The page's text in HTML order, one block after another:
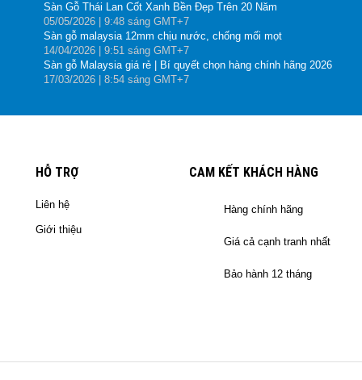
Sàn Gỗ Thái Lan Cốt Xanh Bền Đẹp Trên 20 Năm
05/05/2026 | 9:48 sáng GMT+7
Sàn gỗ malaysia 12mm chịu nước, chống mối mọt
14/04/2026 | 9:51 sáng GMT+7
Sàn gỗ Malaysia giá rẻ | Bí quyết chọn hàng chính hãng 2026
17/03/2026 | 8:54 sáng GMT+7
HỖ TRỢ
Liên hệ
Giới thiệu
CAM KẾT KHÁCH HÀNG
Hàng chính hãng
Giá cả cạnh tranh nhất
Bảo hành 12 tháng